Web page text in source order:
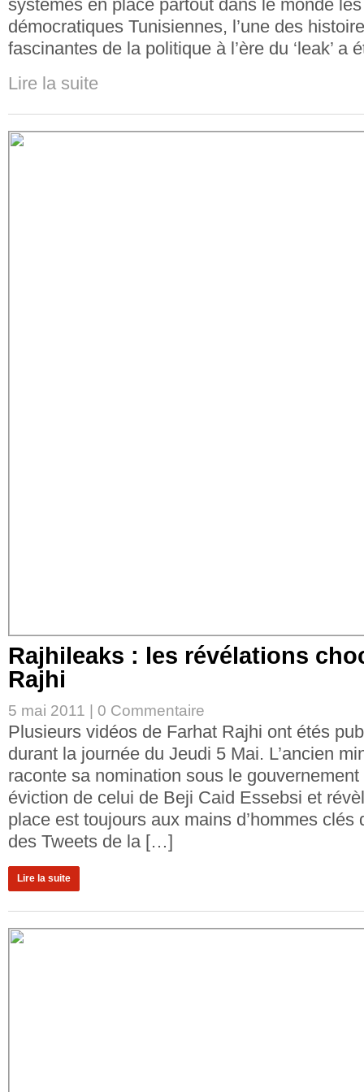
systèmes en place partout dans le monde
démocratiques Tunisiennes, l’une des
fascinantes de la politique à l’ère du ‘leak’ a
Lire la suite
Rajhileaks : les révélations
Rajhi
5 mai 2011 | 0 Commentaire
Plusieurs vidéos de Farhat Rajhi ont étés
durant la journée du Jeudi 5 Mai. L’ancien
raconte sa nomination sous le
éviction de celui de Beji Caid Essebsi et
place est toujours aux mains d’hommes clés
des Tweets de la […]
Lire la suite